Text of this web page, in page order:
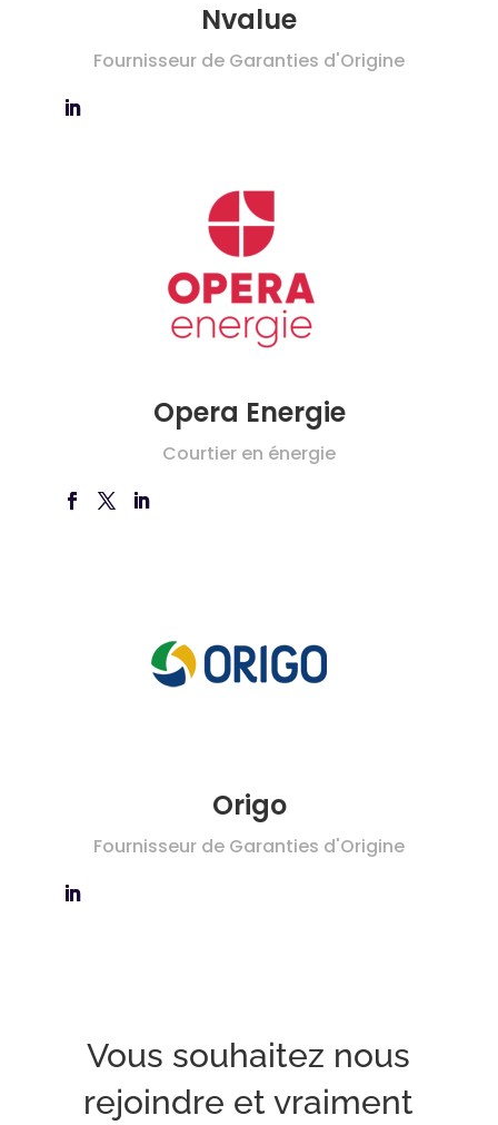
Nvalue
Fournisseur de Garanties d'Origine
Opera Energie
Courtier en énergie
Origo
Fournisseur de Garanties d'Origine
Vous souhaitez nous
rejoindre et vraiment